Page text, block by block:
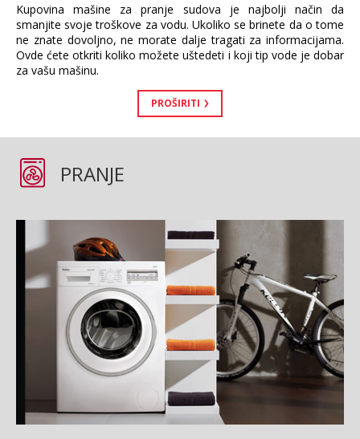
Kupovina mašine za pranje sudova je najbolji način da
smanjite svoje troškove za vodu. Ukoliko se brinete da o tome
ne znate dovoljno, ne morate dalje tragati za informacijama.
Ovde ćete otkriti koliko možete uštedeti i koji tip vode je dobar
za vašu mašinu.
PROŠIRITI
PRANJE